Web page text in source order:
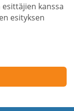
esittäjien kanssa
esityksen